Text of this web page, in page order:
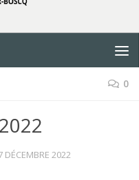
0
DÉCEMBRE 2022